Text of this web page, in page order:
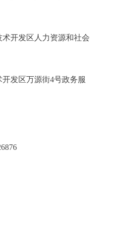
开发区人力资源和社会
发区万源街4号政务服